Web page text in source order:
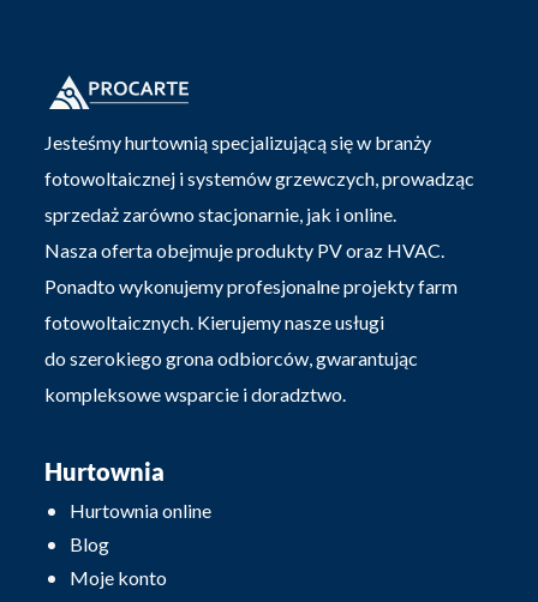
Jesteśmy hurtownią specjalizującą się w branży
fotowoltaicznej i systemów grzewczych, prowadząc
sprzedaż zarówno stacjonarnie, jak i online.
Nasza oferta obejmuje produkty PV oraz HVAC.
Ponadto wykonujemy profesjonalne projekty farm
fotowoltaicznych. Kierujemy nasze usługi
do szerokiego grona odbiorców, gwarantując
kompleksowe wsparcie i doradztwo.
Hurtownia
Hurtownia online
Blog
Moje konto